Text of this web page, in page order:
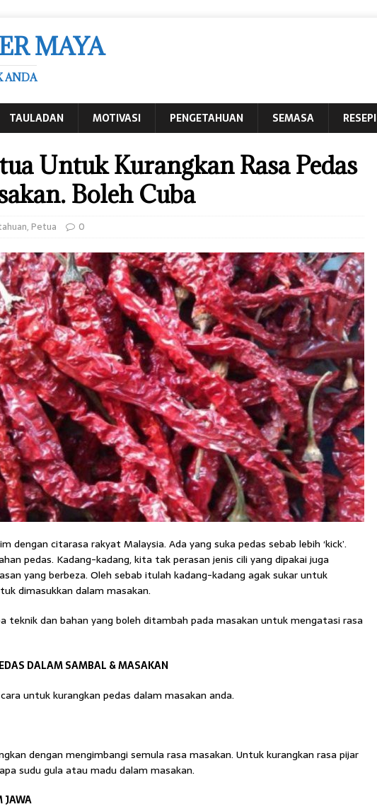
MAYA
ANDA
TAULADAN MOTIVASI PENGETAHUAN SEMASA RESEPI
Untuk Kurangkan Rasa Pedas
Boleh Cuba
, Petua 0
dengan citarasa rakyat Malaysia. Ada yang suka pedas sebab lebih ‘kick’.
pedas. Kadang-kadang, kita tak perasan jenis cili yang dipakai juga
yang berbeza. Oleh sebab itulah kadang-kadang agak sukar untuk
dimasukkan dalam masakan.
teknik dan bahan yang boleh ditambah pada masakan untuk mengatasi rasa
DALAM SAMBAL & MASAKAN
untuk kurangkan pedas dalam masakan anda.
dengan mengimbangi semula rasa masakan. Untuk kurangkan rasa pijar
sudu gula atau madu dalam masakan.
JAWA